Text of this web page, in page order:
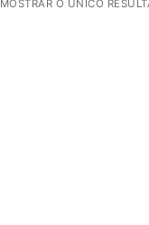
MOSTRAR O ÚNICO